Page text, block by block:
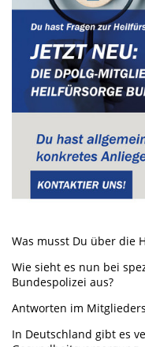
Was musst Du über die
Wie sieht es nun bei
Bundespolizei aus?
Antworten im
In Deutschland gibt es